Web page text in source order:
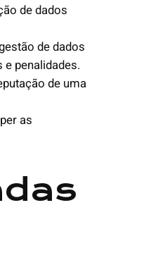
de dados
de dados
penalidades.
de uma
as